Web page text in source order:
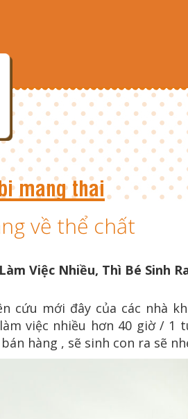
mang thai
về thể chất
Việc Nhiều, Thì Bé Sinh
cứu mới đây của các nhà
việc nhiều hơn 40 giờ / 1
hàng , sẽ sinh con ra sẽ